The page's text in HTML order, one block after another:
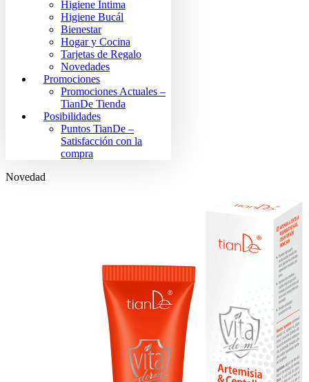
Higiene Íntima
Higiene Bucál
Bienestar
Hogar y Cocina
Tarjetas de Regalo
Novedades
Promociones
Promociones Actuales –
TianDe Tienda
Posibilidades
Puntos TianDe –
Satisfacción con la
compra
Novedad